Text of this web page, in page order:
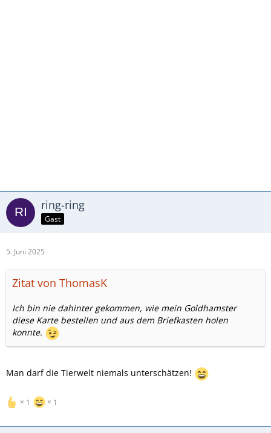
ring-ring
Gast
5. Juni 2025
Zitat von ThomasK
Ich bin nie dahinter gekommen, wie mein Goldhamster
diese Karte bestellen und aus dem Briefkasten holen
konnte.
Man darf die Tierwelt niemals unterschätzen!
1 1